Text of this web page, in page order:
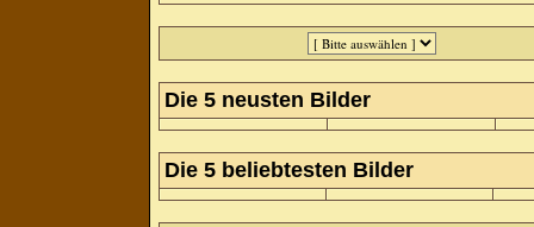
Die 5 neusten Bilder
Die 5 beliebtesten Bilder